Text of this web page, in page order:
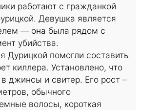
работают с гражданкой
Девушка является
— она была рядом с
убийства.
Дурицкой помогли составить
киллера. Установлено, что
джинсы и свитер. Его рост –
обычного
волосы, короткая